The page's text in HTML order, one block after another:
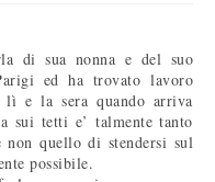
di sua nonna e del suo
ed ha trovato lavoro
lì e la sera quando arriva
sui tetti e’ talmente tanto
non quello di stendersi sul
possibile.